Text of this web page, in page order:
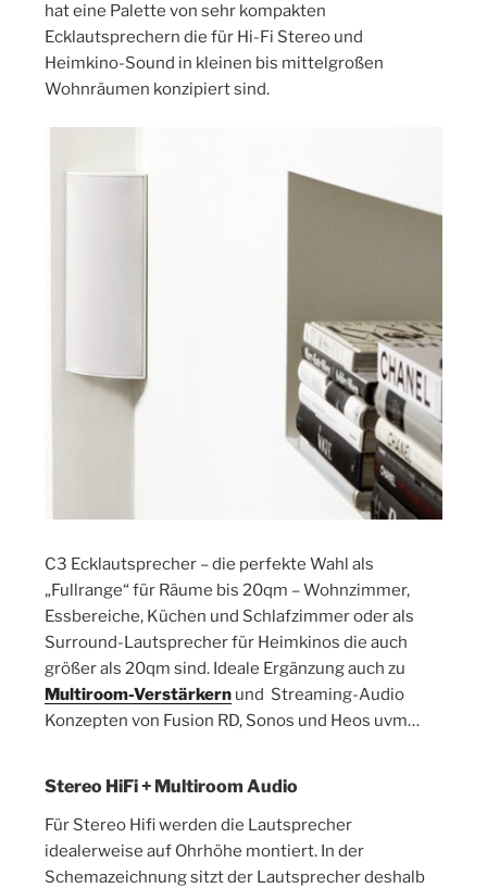
hat eine Palette von sehr kompakten
Ecklautsprechern die für Hi-Fi Stereo und
Heimkino-Sound in kleinen bis mittelgroßen
Wohnräumen konzipiert sind.
C3 Ecklautsprecher – die perfekte Wahl als
„Fullrange“ für Räume bis 20qm – Wohnzimmer,
Essbereiche, Küchen und Schlafzimmer oder als
Surround-Lautsprecher für Heimkinos die auch
größer als 20qm sind. Ideale Ergänzung auch zu
Multiroom-Verstärkern und Streaming-Audio
Konzepten von Fusion RD, Sonos und Heos uvm…
Stereo HiFi + Multiroom Audio
Für Stereo Hifi werden die Lautsprecher
idealerweise auf Ohrhöhe montiert. In der
Schemazeichnung sitzt der Lautsprecher deshalb